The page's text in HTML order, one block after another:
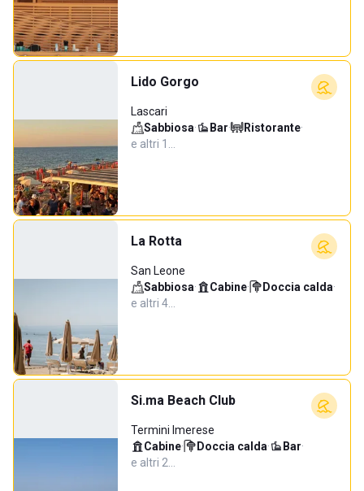
Lido Gorgo
Lascari
Sabbiosa· Bar· Ristorante·
e altri 1…
La Rotta
San Leone
Sabbiosa· Cabine· Doccia calda·
e altri 4…
Si.ma Beach Club
Termini Imerese
Cabine· Doccia calda· Bar·
e altri 2…